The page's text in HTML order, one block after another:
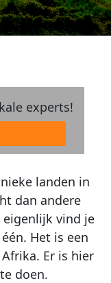
experts!
landen in
dan andere
vind je
Het is een
Er is hier
doen.